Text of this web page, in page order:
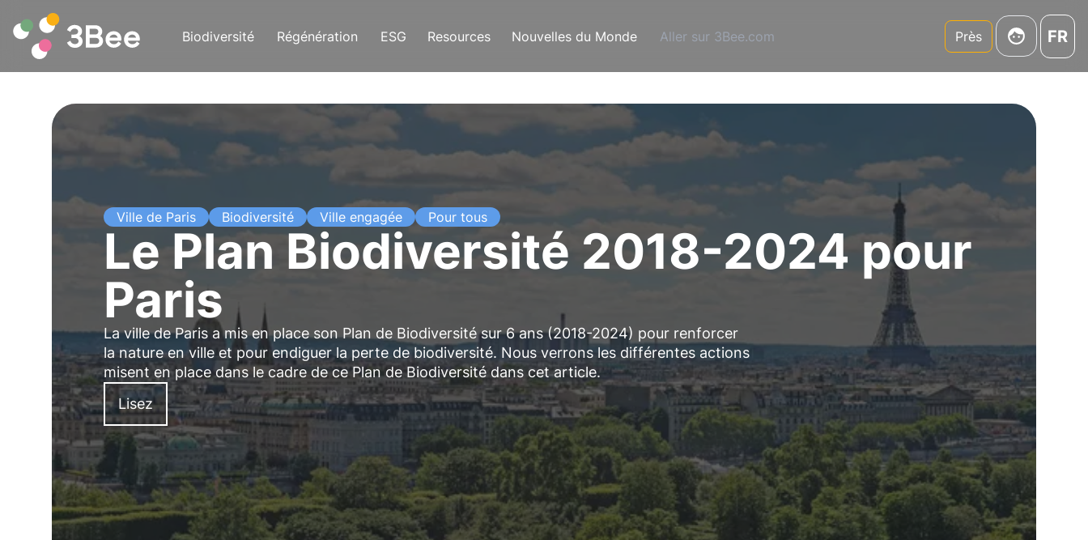
Biodiversité Régénération ESG Resources Nouvelles du Monde Aller sur 3Bee.com Près FR
Ville de Paris Biodiversité Ville engagée Pour tous
Le Plan Biodiversité 2018-2024 pour
Paris
La ville de Paris a mis en place son Plan de Biodiversité sur 6 ans (2018-2024) pour renforcer
la nature en ville et pour endiguer la perte de biodiversité. Nous verrons les différentes actions
misent en place dans le cadre de ce Plan de Biodiversité dans cet article.
Lisez